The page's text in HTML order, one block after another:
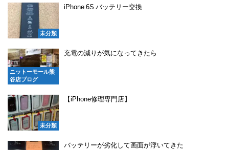
未分類
iPhone 6S バッテリー交換
ニットーモール熊
谷店ブログ
充電の減りが気になってきたら
未分類
【iPhone修理専門店】
バッテリーが劣化して画面が浮いてきた